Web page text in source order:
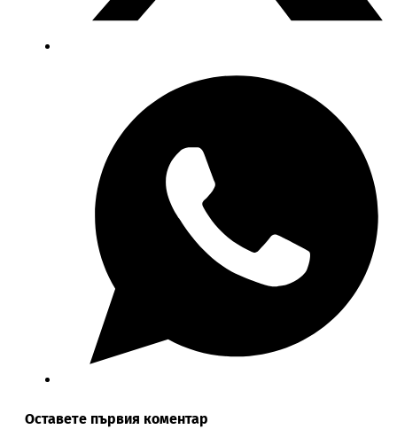
Оставете първия коментар